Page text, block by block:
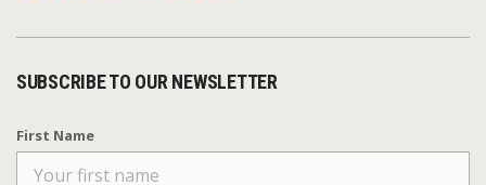
SUBSCRIBE TO OUR NEWSLETTER
First Name